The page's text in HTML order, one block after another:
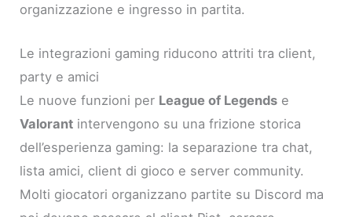
organizzazione e ingresso in partita.
Le integrazioni gaming riducono attriti tra client,
party e amici
Le nuove funzioni per League of Legends e
Valorant intervengono su una frizione storica
dell’esperienza gaming: la separazione tra chat,
lista amici, client di gioco e server community.
Molti giocatori organizzano partite su Discord ma